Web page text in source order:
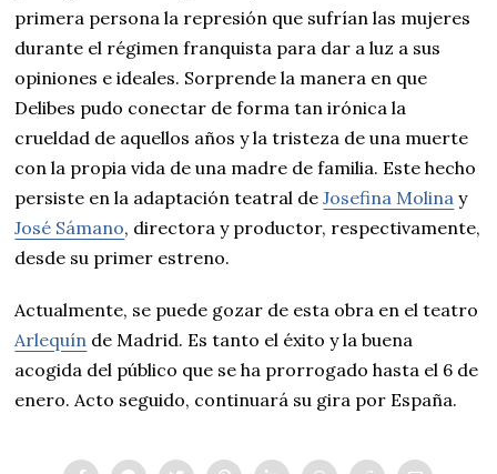
primera persona la represión que sufrían las mujeres
durante el régimen franquista para dar a luz a sus
opiniones e ideales. Sorprende la manera en que
Delibes pudo conectar de forma tan irónica la
crueldad de aquellos años y la tristeza de una muerte
con la propia vida de una madre de familia. Este hecho
persiste en la adaptación teatral deJosefina Molina y
José Sámano, directora y productor, respectivamente,
desde su primer estreno.
Actualmente, se puede gozar de esta obra en el teatro
Arlequín de Madrid. Es tanto el éxito y la buena
acogida del público que se ha prorrogado hasta el 6 de
enero. Acto seguido, continuará su gira por España.